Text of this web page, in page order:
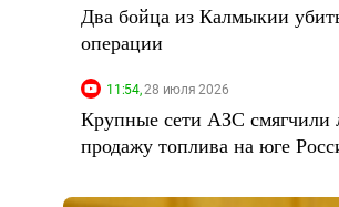
Два бойца из Калмыкии
операции
11:54,28 июля 2026
Крупные сети АЗС смягчили
продажу топлива на юге